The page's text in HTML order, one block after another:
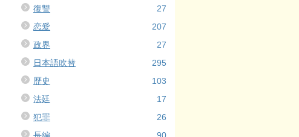
復讐
27
恋愛
207
政界
27
日本語吹替
295
歴史
103
法廷
17
犯罪
26